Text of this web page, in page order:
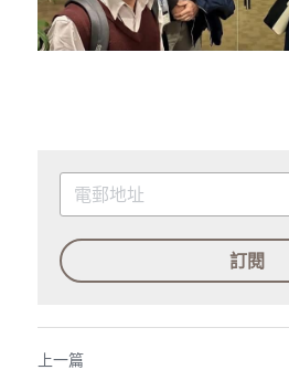
訂閱
上一篇